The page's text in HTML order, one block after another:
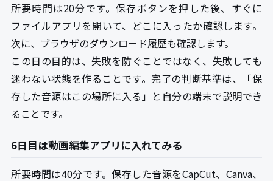
所要時間は20分です。保存ボタンを押した後、すぐに
ファイルアプリを開いて、どこに入ったか確認します。
次に、ブラウザのダウンロード履歴も確認します。
この日の目的は、失敗を防ぐことではなく、失敗しても
迷わない状態を作ることです。完了の判断基準は、「保
存した音源はこの場所に入る」と自分の端末で説明でき
ることです。
6日目は動画編集アプリに入れてみる
所要時間は40分です。保存した音源をCapCut、Canva、